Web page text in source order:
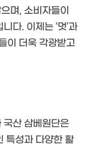
며, 소비자들이
다. 이제는 ‘멋’과
이 더욱 각광받고
국산 삼베원단은
특성과 다양한 활